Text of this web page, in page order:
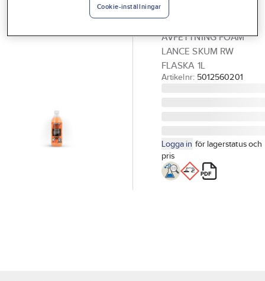
Skum RW
AVFETTNING FOAM
LANCE SKUM RW
FLASKA 1L
Artikelnr: 5012560201
Logga in för lagerstatus och
pris
Cookie-inställningar